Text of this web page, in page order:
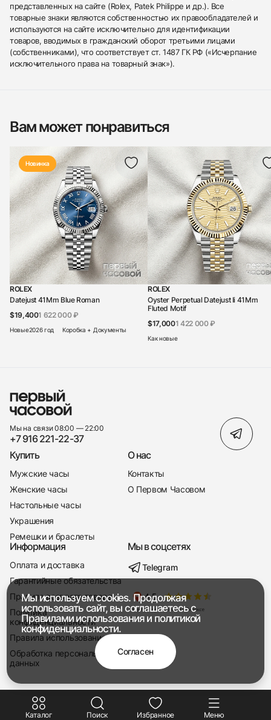
+7 916 221-22-37
Мы насвязи 08:00 — 19:00
Каталог Поиск Избранное Меню
представленных на сайте (Rolex, Patek Philippe и др.). Все
товарные знаки являются собственностью их правообладателей и
используются на сайте исключительно для идентификации
товаров, вводимых в гражданский оборот третьими лицами
(собственниками), что соответствует ст. 1487 ГК РФ («Исчерпание
исключительного права на товарный знак»).
Вам может понравиться
Новинка
ROLEX
Datejust 41Mm Blue Roman
$19,4001 622 000 ₽
Новые2026 год Коробка + Документы
ROLEX
Oyster Perpetual Datejust Ii 41Mm
Fluted Motif
$17,0001 422 000 ₽
Как новые
Мы на связи 08:00 — 22:00
+7 916 221-22-37
Купить
Мужские часы
Женские часы
Настольные часы
Украшения
Ремешки и браслеты
О нас
Контакты
О Первом Часовом
Информация
Оплата и доставка
Гарантийные обязательства
Правила возврата товара
Политика
конфиденциальности
Правила использования
Обработка персональных
данных
Мы в соцсетях
Telegram
Мы используем cookies. Продолжая
использовать сайт, вы соглашаетесь с
Правилами использованияи политикой
конфиденциальности.
Согласен